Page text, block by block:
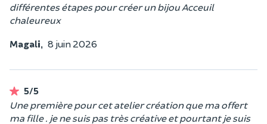
différentes étapes pour créer un bijou Acceuil
chaleureux
Magali, 8 juin 2026
5/5
Une première pour cet atelier création que ma offert
ma fille . je ne suis pas très créative et pourtant je suis